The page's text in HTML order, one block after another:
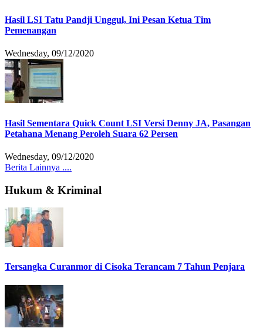
Hasil LSI Tatu Pandji Unggul, Ini Pesan Ketua Tim
Pemenangan
Wednesday, 09/12/2020
Hasil Sementara Quick Count LSI Versi Denny JA, Pasangan
Petahana Menang Peroleh Suara 62 Persen
Wednesday, 09/12/2020
Berita Lainnya ....
Hukum & Kriminal
Tersangka Curanmor di Cisoka Terancam 7 Tahun Penjara